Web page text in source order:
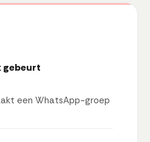
gebeurt
een WhatsApp-groep